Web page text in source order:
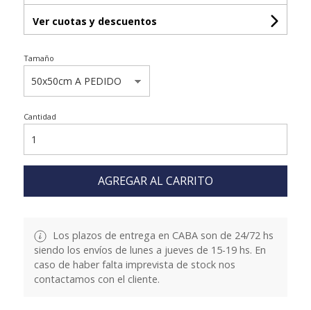
Ver cuotas y descuentos
Tamaño
Cantidad
AGREGAR AL CARRITO
Los plazos de entrega en CABA son de 24/72 hs
siendo los envíos de lunes a jueves de 15-19 hs. En
caso de haber falta imprevista de stock nos
contactamos con el cliente.